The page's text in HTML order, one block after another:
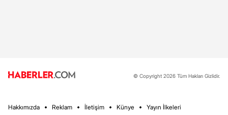
© Copyright 2026 Tüm Hakları Gizlidir.
Hakkımızda Reklam İletişim Künye Yayın İlkeleri